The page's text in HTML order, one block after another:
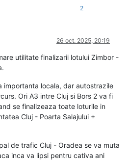
2
26 oct. 2025, 20:19
utilitate finalizarii lotului Zimbor -
importanta locala, dar autostrazile
Ori A3 intre Cluj si Bors 2 va fi
se finalizeaza toate loturile in
Cluj - Poarta Salajului +
de trafic Cluj - Oradea se va muta
inca va lipsi pentru cativa ani